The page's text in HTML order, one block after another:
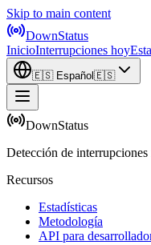
Skip to main content
DownStatus
InicioInterrupciones hoy
🇪🇸 Español 🇪🇸
DownStatus
Detección de
Recursos
Estadísticas
Metodología
API para